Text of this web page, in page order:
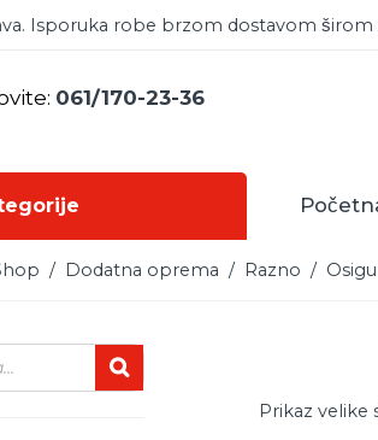
Isporuka robe brzom dostavom širom
061/170-23-36
/ Dodatna oprema / Razno /
Prikaz velike